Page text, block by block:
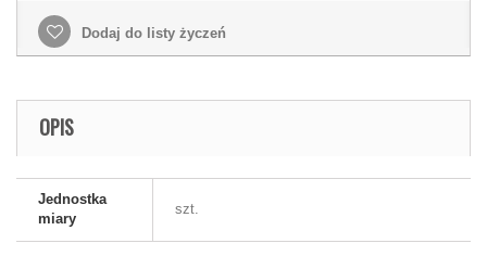
Dodaj do listy życzeń
OPIS
Jednostka
miary
szt.